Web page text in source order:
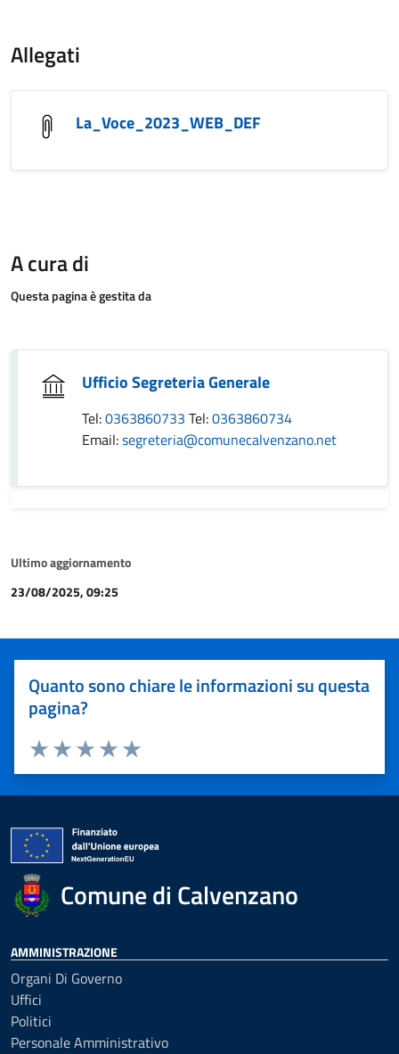
Allegati
La_Voce_2023_WEB_DEF
A cura di
Questa pagina è gestita da
Ufficio Segreteria Generale
Tel:0363860733 Tel:0363860734
Email:segreteria@comunecalvenzano.net
Ultimo aggiornamento
23/08/2025, 09:25
Quanto sono chiare le informazioni su questa
pagina?
Valuta 5 stelle su 5
Valuta 4 stelle su 5
Valuta 3 stelle su 5
Valuta 2 stelle su 5
Valuta 1 stelle su 5
Comune di Calvenzano
AMMINISTRAZIONE
Organi Di Governo
Uffici
Politici
Personale Amministrativo